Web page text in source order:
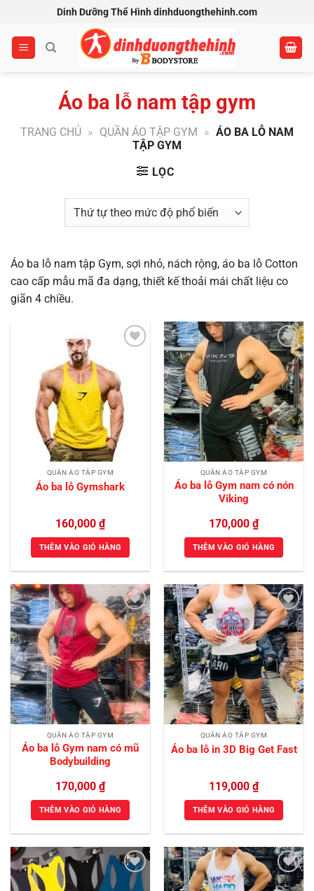
nội
dung
Dinh Dưỡng Thể Hình dinhduongthehinh.com
Áo ba lỗ nam tập gym
TRANG CHỦ » QUẦN ÁO TẬP GYM » ÁO BA LỖ NAM
TẬP GYM
LỌC
Áo ba lỗ nam tập Gym, sợi nhỏ, nách rộng, áo ba lỗ Cotton
cao cấp mẫu mã đa dạng, thiết kế thoải mái chất liệu co
giãn 4 chiều.
Add to
Wishlist
QUẦN ÁO TẬP GYM
Áo ba lỗ Gymshark
160,000 ₫
THÊM VÀO GIỎ HÀNG
Add to
Wishlist
QUẦN ÁO TẬP GYM
Áo ba lỗ Gym nam có nón
Viking
170,000 ₫
THÊM VÀO GIỎ HÀNG
Add to
Wishlist
QUẦN ÁO TẬP GYM
Áo ba lỗ Gym nam có mũ
Bodybuilding
170,000 ₫
THÊM VÀO GIỎ HÀNG
Add to
Wishlist
QUẦN ÁO TẬP GYM
Áo ba lỗ in 3D Big Get Fast
119,000 ₫
THÊM VÀO GIỎ HÀNG